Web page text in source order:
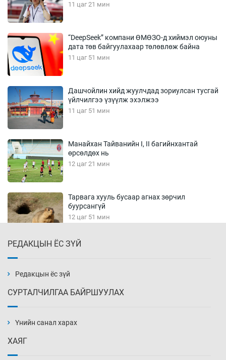
11 цаг 21 мин
“DeepSeek” компани ӨМӨЗО-д хиймэл оюуны
дата төв байгуулахаар төлөвлөж байна
11 цаг 51 мин
Дашчойлин хийд жуулчдад зориулсан тусгай
үйлчилгээ үзүүлж эхэлжээ
11 цаг 51 мин
Манайхан Тайванийн I, II багийнхантай
өрсөлдөх нь
12 цаг 21 мин
Тарвага хууль бусаар агнах зөрчил
буурсангүй
12 цаг 51 мин
13 цаг 21 мин
13 цаг 51 мин
РЕДАКЦЫН ЁС ЗҮЙ
Редакцын ёс зүй
СУРТАЛЧИЛГАА БАЙРШУУЛАХ
Үнийн санал харах
ХАЯГ